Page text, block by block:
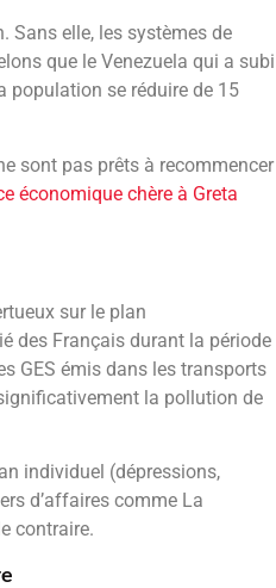
Sans elle, les systèmes de
que le Venezuela qui a subi
population se réduire de 15
sont pas prêts à recommencer
économique chère à Greta
sur le plan
des Français durant la période
GES émis dans les transports
la pollution de
individuel (dépressions,
d’affaires comme La
contraire.